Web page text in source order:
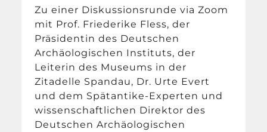
Zu einer Diskussionsrunde via Zoom
mit Prof. Friederike Fless, der
Präsidentin des Deutschen
Archäologischen Instituts, der
Leiterin des Museums in der
Zitadelle Spandau, Dr. Urte Evert
und dem Spätantike-Experten und
wissenschaftlichen Direktor des
Deutschen Archäologischen